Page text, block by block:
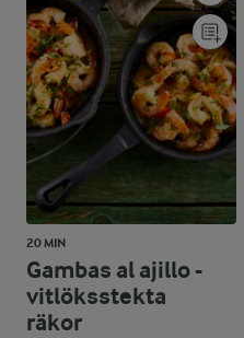
20 MIN
Gambas al ajillo -
vitlöksstekta
räkor